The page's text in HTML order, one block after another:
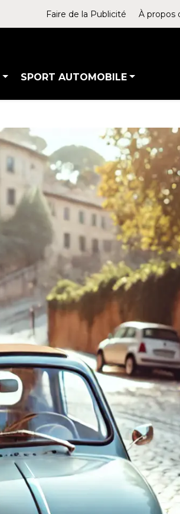
Faire de la Publicité À propos
SPORT AUTOMOBILE